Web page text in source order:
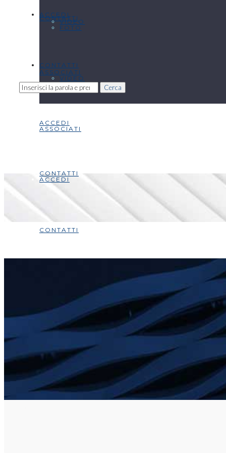
ACCEDI
CONTATTI
CONTATTI
Cerca
VIDEO
ASSOCIATI
ACCEDI
CONTATTI
FOTO
VIDEO
ASSOCIATI
ACCEDI
CONTATTI